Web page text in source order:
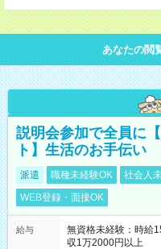
あなたの閲
説明会参加で全員に
ト】生活のお手伝い
派遣 職種未経験OK 社会人
WEB登録・面接OK
給与
無資格未経験：時
収1万2000円以上